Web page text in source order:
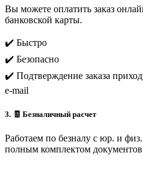
Вы можете оплатить заказ
банковской карты.
✔️ Быстро
✔️ Безопасно
✔️ Подтверждение заказа
e-mail
3. 🧾 Безналичный расчет
Работаем по безналу с юр. и
полным комплектом